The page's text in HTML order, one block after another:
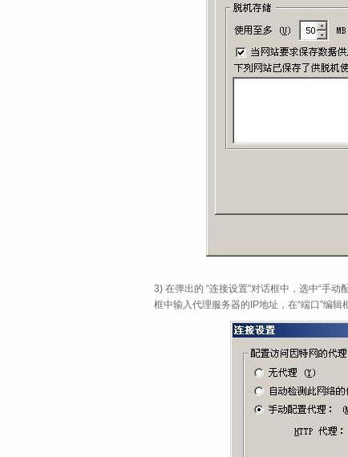
3) 在弹出的 “连接设置”对话框中，选中“手
框中输入代理服务器的IP地址，在“端口”编辑